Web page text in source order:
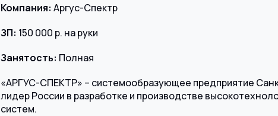
Компания: Аргус-Спектр
ЗП: 150 000 р. на руки
Занятость: Полная
«АРГУС-СПЕКТР» – системообразующее предприятие
лидер России в разработке и производстве
систем.